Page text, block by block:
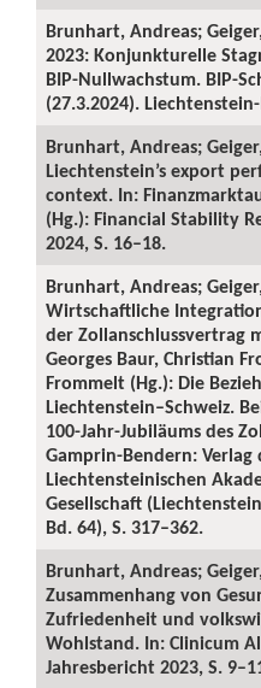
Brunhart, Andreas;
2023: Konjunkturelle
BIP-Nullwachstum. BIP-
(27.3.2024).
Brunhart, Andreas;
Liechtenstein’s export
context. In:
(Hg.): Financial Stability
2024, S. 16–18.
Brunhart, Andreas;
Wirtschaftliche
der Zollanschlussvertrag
Georges Baur, Christian
Frommelt (Hg.): Die
Liechtenstein–Schweiz.
100-Jahr-Jubiläums des
Gamprin-Bendern: Verlag
Liechtensteinischen
Gesellschaft
Bd. 64), S. 317–362.
Brunhart, Andreas;
Zusammenhang von
Zufriedenheit und
Wohlstand. In: Clinicum
Jahresbericht 2023, S.